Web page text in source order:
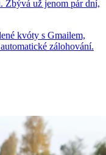
Zbývá už jenom pár dní,
kvóty s Gmailem,
zálohování.